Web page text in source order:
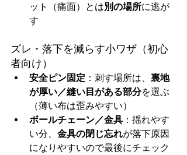
ット（痛面）とは別の場所に逃が
す
ズレ・落下を減らす小ワザ（初心
者向け）
安全ピン固定 ：刺す場所は、 裏地
が厚い／縫い目がある部分を選ぶ
（薄い布は歪みやすい）
ボールチェーン／金具 ：揺れやす
い分、 金具の閉じ忘れが落下原因
になりやすいので最後にチェック